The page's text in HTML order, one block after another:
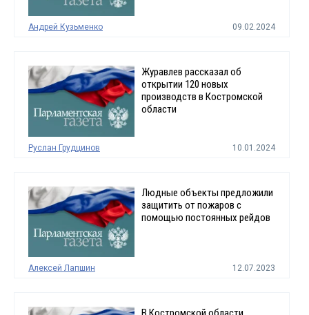
Андрей Кузьменко 09.02.2024
Журавлев рассказал об
открытии 120 новых
производств в Костромской
области
Руслан Грудцинов 10.01.2024
Людные объекты предложили
защитить от пожаров с
помощью постоянных рейдов
Алексей Лапшин 12.07.2023